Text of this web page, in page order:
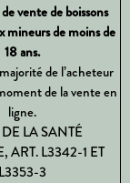
vente de boissons
mineurs de moins de
18 ans.
de l’acheteur
de la vente en
ligne.
LA SANTÉ
ART. L3342-1 ET
L3353-3